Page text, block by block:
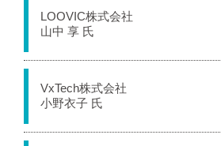
LOOVIC株式会社
山中 享 氏
VxTech株式会社
小野衣子 氏